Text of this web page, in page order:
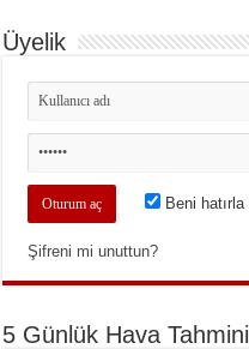
Üyelik
Beni hatırla
Şifreni mi unuttun?
5 Günlük Hava Tahmini